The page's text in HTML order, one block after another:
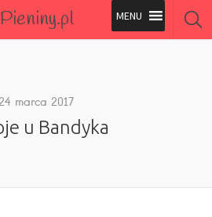
24 marca 2017
u Bandyka